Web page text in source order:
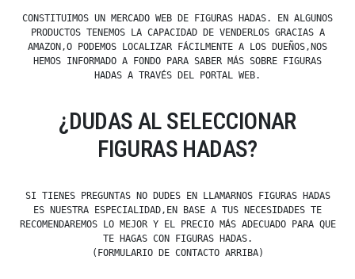
CONSTITUIMOS UN MERCADO WEB DE FIGURAS HADAS. EN ALGUNOS
PRODUCTOS TENEMOS LA CAPACIDAD DE VENDERLOS GRACIAS A
AMAZON,O PODEMOS LOCALIZAR FÁCILMENTE A LOS DUEÑOS,NOS
HEMOS INFORMADO A FONDO PARA SABER MÁS SOBRE FIGURAS
HADAS A TRAVÉS DEL PORTAL WEB.
¿DUDAS AL SELECCIONAR
FIGURAS HADAS?
SI TIENES PREGUNTAS NO DUDES EN LLAMARNOS FIGURAS HADAS
ES NUESTRA ESPECIALIDAD,EN BASE A TUS NECESIDADES TE
RECOMENDAREMOS LO MEJOR Y EL PRECIO MÁS ADECUADO PARA QUE
TE HAGAS CON FIGURAS HADAS.
(FORMULARIO DE CONTACTO ARRIBA)